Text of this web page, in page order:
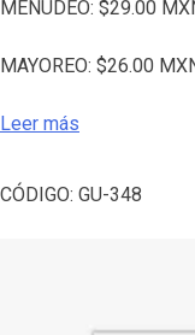
MENUDEO: $29.00
MAYOREO: $26.00
Leer más
CÓDIGO: GU-348